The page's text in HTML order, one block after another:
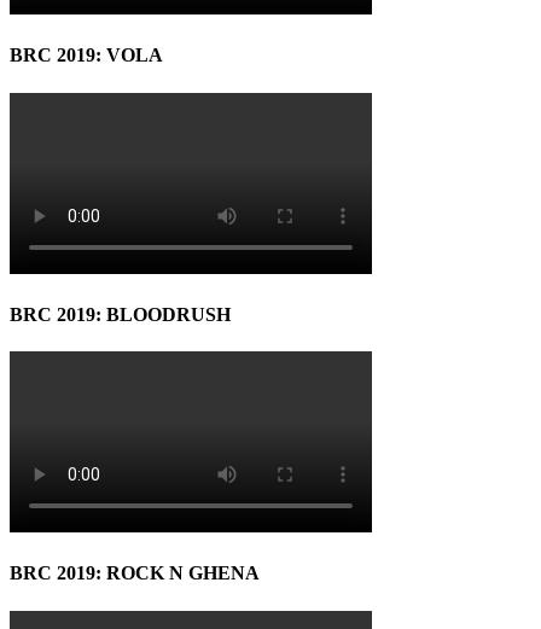
BRC 2019: VOLA
BRC 2019: BLOODRUSH
BRC 2019: ROCK N GHENA